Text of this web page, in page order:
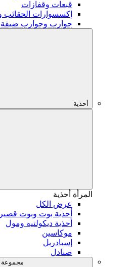
قبعات وقفازات
إكسسوارات الحقائب
جوارب وجوارب ضيقة
أحذية
المرأة أحذية
عرض الكل
أحذية بوت وبوت قصير
أحذية ديكولتيه ومول
موكاسين
إسبادريل
صنادل